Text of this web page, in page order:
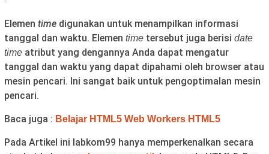
Elemen time digunakan untuk menampilkan informasi
tanggal dan waktu. Elemen time tersebut juga berisi date
time atribut yang dengannya Anda dapat mengatur
tanggal dan waktu yang dapat dipahami oleh browser atau
mesin pencari. Ini sangat baik untuk pengoptimalan mesin
pencari.
Baca juga : Belajar HTML5 Web Workers HTML5
Pada Artikel ini labkom99 hanya memperkenalkan secara